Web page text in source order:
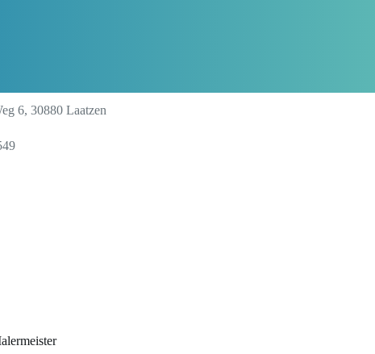
6, 30880 Laatzen